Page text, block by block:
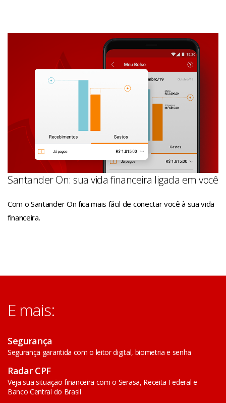
Santander On: sua vida financeira ligada em você
Com o Santander On fica mais fácil de conectar você à sua vida
financeira.
E mais:
Segurança
Segurança garantida com o leitor digital, biometria e senha
Radar CPF
Veja sua situação financeira com o Serasa, Receita Federal e
Banco Central do Brasil